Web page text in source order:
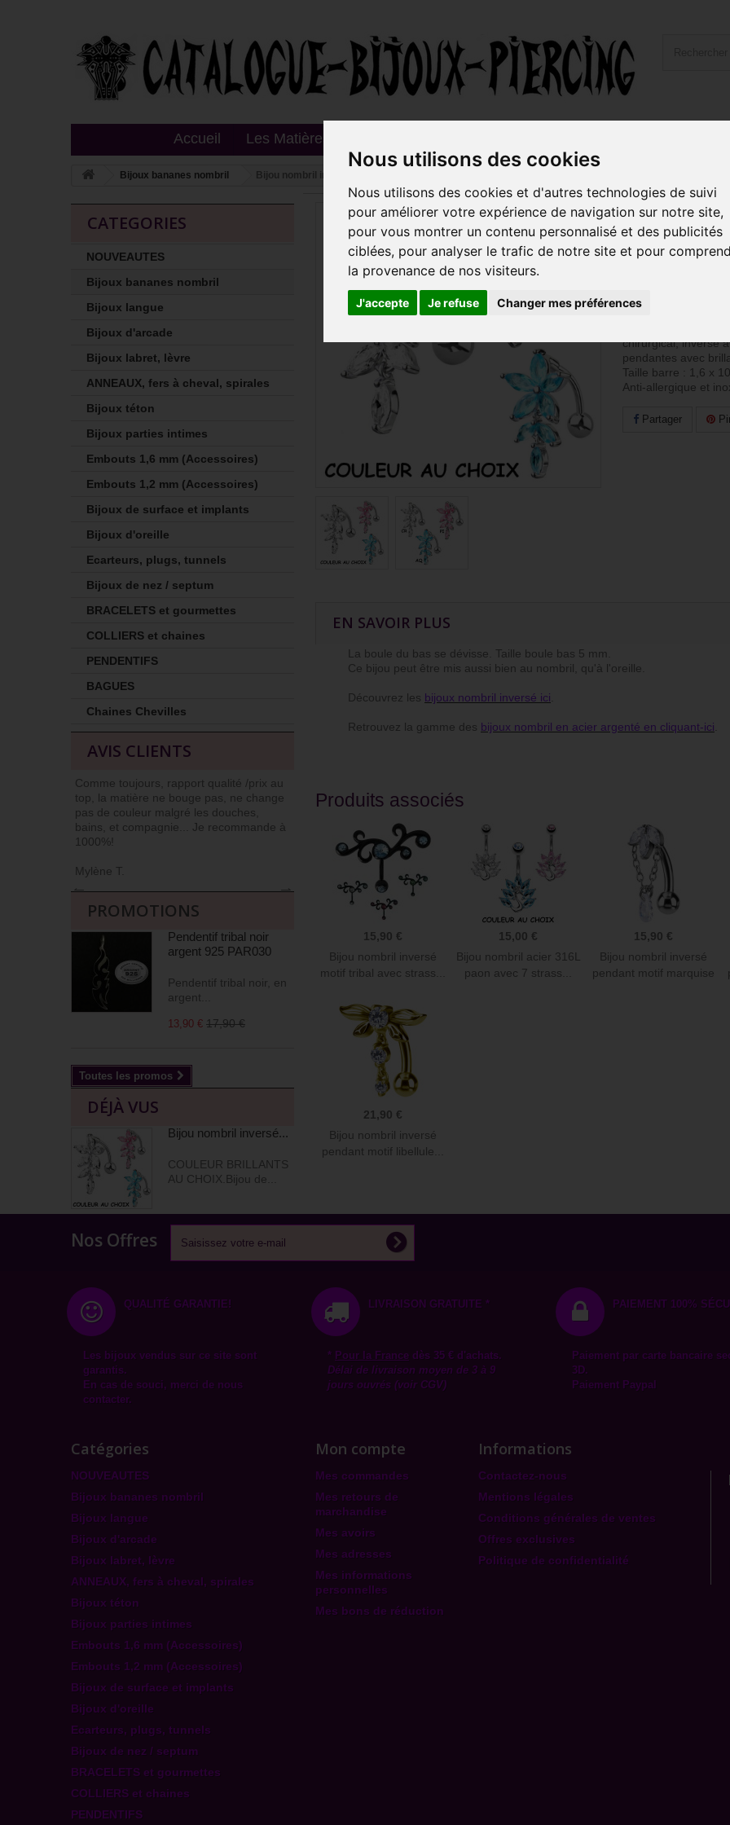
Nous utilisons des cookies
Nous utilisons des cookies et d'autres technologies de suivi
pour améliorer votre expérience de navigation sur notre site,
pour vous montrer un contenu personnalisé et des publicités
ciblées, pour analyser le trafic de notre site et pour
la provenance de nos visiteurs.
J'accepte Je refuse Changer mes préférences
Accueil Les Matières
Bijoux bananes nombril Bijou nombril inversé fleur et feuilles avec strass acier 316L N20367-C-Q-P
CATEGORIES
NOUVEAUTES
Bijoux bananes nombril
Bijoux langue
Bijoux d'arcade
Bijoux labret, lèvre
ANNEAUX, fers à cheval, spirales
Bijoux téton
Bijoux parties intimes
Embouts 1,6 mm (Accessoires)
Embouts 1,2 mm (Accessoires)
Bijoux de surface et implants
Bijoux d'oreille
Ecarteurs, plugs, tunnels
Bijoux de nez / septum
BRACELETS et gourmettes
COLLIERS et chaines
PENDENTIFS
BAGUES
Chaines Chevilles
AVIS CLIENTS
Comme toujours, rapport qualité /prix au
top, la matière ne bouge pas, ne change
pas de couleur malgré les douches,
bains, et compagnie... Je recommande à
1000%!
Mylène T.
car niveau qualité prix c’est au top !
livrés soigneusement et avec gentillesse
(j’apprécie !)
parfait.
Christel D
→
←
PROMOTIONS
Pendentif tribal noir
argent 925 PAR030
Pendentif tribal noir, en
argent...
13,90 € 17,90 €
Toutes les promos
DÉJÀ VUS
Bijou nombril inversé...
COULEUR BRILLANTS
AU CHOIX.Bijou de...
Bijou nombril
feuilles avec
N20367-C-Q-P
COULEUR
Bijou de piercing
chirurgical, inversé
pendantes avec
Taille barre : 1,6 x 10
Anti-allergique et
Partager
EN SAVOIR PLUS
La boule du bas se dévisse. Taille boule bas 5 mm.
Ce bijou peut être mis aussi bien au nombril, qu'à l'oreille.
Découvrez les bijoux nombril inversé ici
Retrouvez la gamme des bijoux nombril en acier argenté en cliquant-ici
Produits associés
15,90 €
Bijou nombril inversé
motif tribal avec strass...
15,00 €
Bijou nombril acier 316L
paon avec 7 strass...
15,90 €
Bijou nombril inversé
pendant motif marquise
21,90 €
Bijou nombril inversé
pendant motif libellule...
Nos Offres
QUALITÉ GARANTIE!
Les bijoux vendus sur ce site sont
garantis.
En cas de souci, merci de nous
contacter.
LIVRAISON GRATUITE *
* Pour la France dès 35 € d'achats.
Délai de livraison moyen de 3 à 9
jours ouvrés (voir CGV)
PAIEMENT 100%
Paiement par carte bancaire
3D.
Paiement Paypal
Catégories
NOUVEAUTES
Bijoux bananes nombril
Bijoux langue
Bijoux d'arcade
Bijoux labret, lèvre
ANNEAUX, fers à cheval, spirales
Bijoux téton
Bijoux parties intimes
Embouts 1,6 mm (Accessoires)
Embouts 1,2 mm (Accessoires)
Bijoux de surface et implants
Bijoux d'oreille
Ecarteurs, plugs, tunnels
Bijoux de nez / septum
BRACELETS et gourmettes
COLLIERS et chaines
PENDENTIFS
Mon compte
Mes commandes
Mes retours de
marchandise
Mes avoirs
Mes adresses
Mes informations
personnelles
Mes bons de réduction
Informations
Contactez-nous
Mentions légales
Conditions générales de ventes
Offres exclusives
Politique de confidentialité